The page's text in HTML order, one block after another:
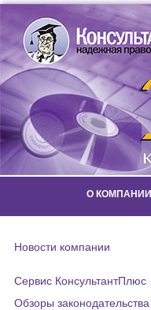
О КОМПАНИИ
Новости компании
Сервис КонсультантПлюс
Обзоры законодательства